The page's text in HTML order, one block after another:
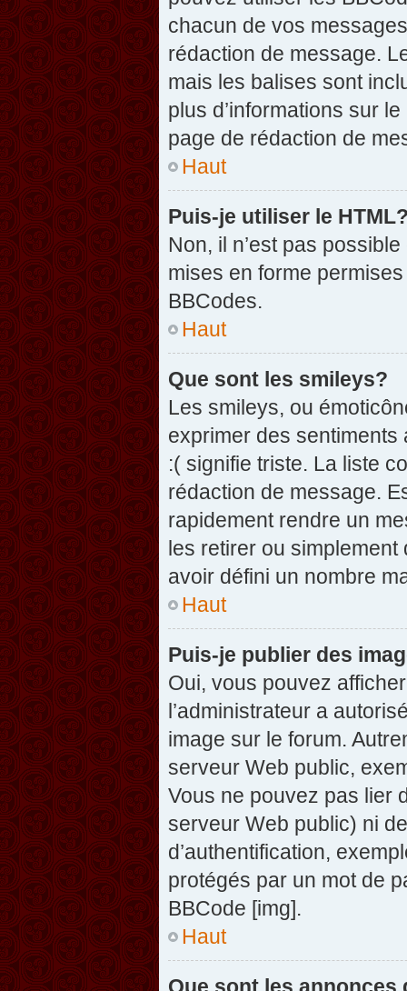
chacun de vos
rédaction de message.
mais les balises sont
plus d’informations sur
page de rédaction de
Haut
Puis-je utiliser le
Non, il n’est pas
mises en forme
BBCodes.
Haut
Que sont les smileys?
Les smileys, ou
exprimer des
:( signifie triste. La liste
rédaction de message.
rapidement rendre un
les retirer ou simplement
avoir défini un nombre
Haut
Puis-je publier des
Oui, vous pouvez
l’administrateur a
image sur le forum.
serveur Web public,
Vous ne pouvez pas lier
serveur Web public) ni
d’authentification,
protégés par un mot de
BBCode [img].
Haut
Que sont les annonces